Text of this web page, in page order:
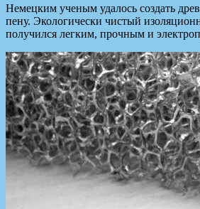
Немецким ученым удалось создать
пену. Экологически чистый
получился легким, прочным и